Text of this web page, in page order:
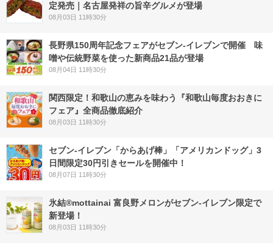
定発売｜名古屋発祥の旨辛グルメが登場
08月03日 11時30分
長野県150周年記念フェアがセブン-イレブンで開催 味
噌や伝統野菜を使った新商品21品が登場
08月04日 11時30分
関西限定！和歌山の恵みを味わう『和歌山毎度おおきに
フェア』全商品徹底紹介
08月03日 11時30分
セブン‐イレブン「からあげ棒」「アメリカンドッグ」3
日間限定30円引きセールを開催中！
08月07日 11時30分
氷結®mottainai 富良野メロンがセブン‐イレブン限定で
新登場！
08月03日 11時30分